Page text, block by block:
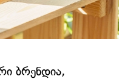
ბრენდია,